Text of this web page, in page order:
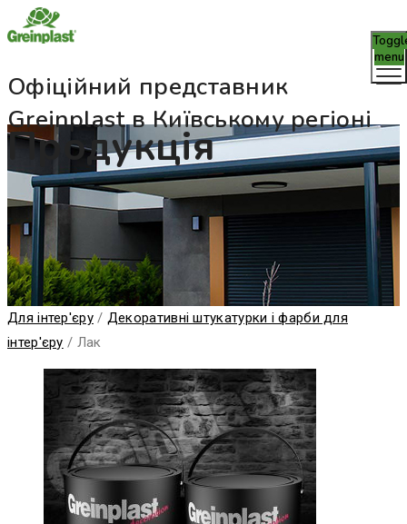
Офіційний представник
Greinplast в Київському регіоні
menu
Продукція
Для інтер'єру/ Декоративні штукатурки і фарби для
інтер'єру / Лак